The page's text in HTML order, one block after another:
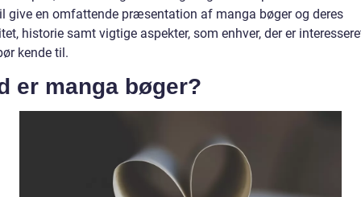
give en omfattende præsentation af manga bøger og deres
historie samt vigtige aspekter, som enhver, der er
kende til.
er manga bøger?